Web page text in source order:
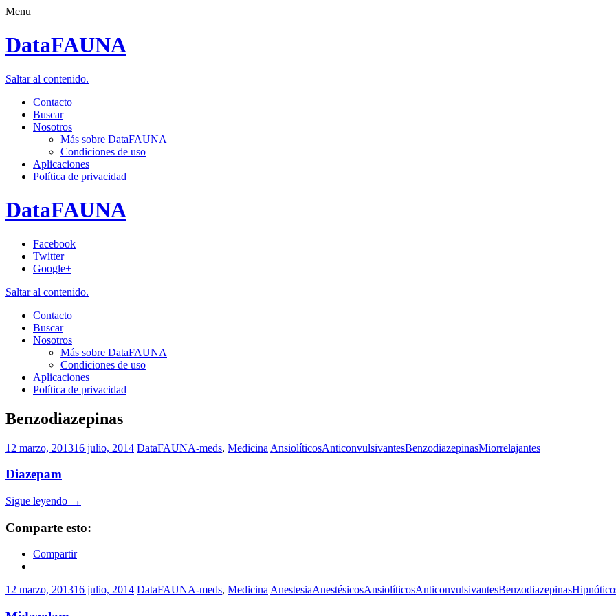
Menu
DataFAUNA
Saltar al contenido.
Contacto
Buscar
Nosotros
Más sobre DataFAUNA
Condiciones de uso
Aplicaciones
Política de privacidad
DataFAUNA
Facebook
Twitter
Google+
Saltar al contenido.
Contacto
Buscar
Nosotros
Más sobre DataFAUNA
Condiciones de uso
Aplicaciones
Política de privacidad
Benzodiazepinas
12 marzo, 201316 julio, 2014 DataFAUNA-meds, Medicina AnsiolíticosAnticonvulsivantesBenzodiazepinasMiorrelajantes
Diazepam
Sigue leyendo →
Comparte esto:
Compartir
12 marzo, 201316 julio, 2014 DataFAUNA-meds, MedicinaAnestesiaAnestésicosAnsiolíticosAnticonvulsivantesBenzodiazepinas